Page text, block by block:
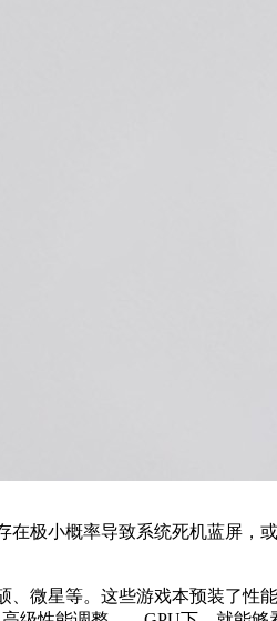
极小概率导致系统死机蓝屏
、微星等。这些游戏本预装了性